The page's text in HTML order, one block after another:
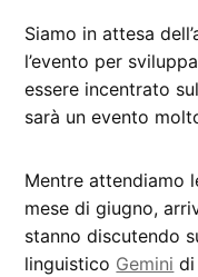
Siamo in attesa
l’evento per
essere incentrato
sarà un evento
Mentre attendiamo
mese di giugno,
stanno discutendo
linguistico Gemini di